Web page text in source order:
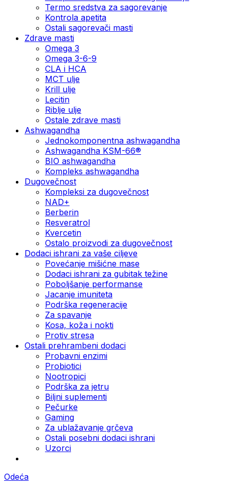
Termo sredstva za sagorevanje
Kontrola apetita
Ostali sagorevači masti
Zdrave masti
Omega 3
Omega 3-6-9
CLA i HCA
MCT ulje
Krill ulje
Lecitin
Riblje ulje
Ostale zdrave masti
Ashwagandha
Jednokomponentna ashwagandha
Ashwagandha KSM-66®
BIO ashwagandha
Kompleks ashwagandha
Dugovečnost
Kompleksi za dugovečnost
NAD+
Berberin
Resveratrol
Kvercetin
Ostalo proizvodi za dugovečnost
Dodaci ishrani za vaše ciljeve
Povećanje mišićne mase
Dodaci ishrani za gubitak težine
Poboljšanje performanse
Jacanje imuniteta
Podrška regeneracije
Za spavanje
Kosa, koža i nokti
Protiv stresa
Ostali prehrambeni dodaci
Probavni enzimi
Probiotici
Nootropici
Podrška za jetru
Biljni suplementi
Pečurke
Gaming
Za ublažavanje grčeva
Ostali posebni dodaci ishrani
Uzorci
Odeća